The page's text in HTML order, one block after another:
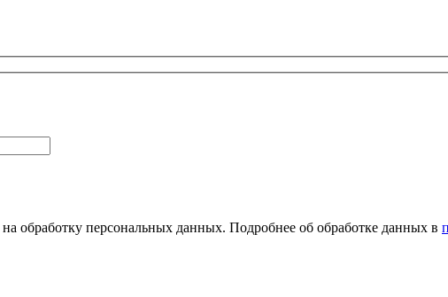
на обработку персональных данных. Подробнее об обработке данных в